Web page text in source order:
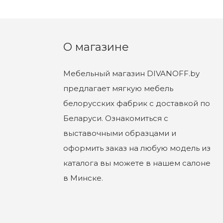
О магазине
Мебельный магазин DIVANOFF.by
предлагает мягкую мебель
белорусских фабрик с доставкой по
Беларуси. Ознакомиться с
выставочными образцами и
оформить заказ на любую модель из
каталога вы можете в нашем салоне
в Минске.